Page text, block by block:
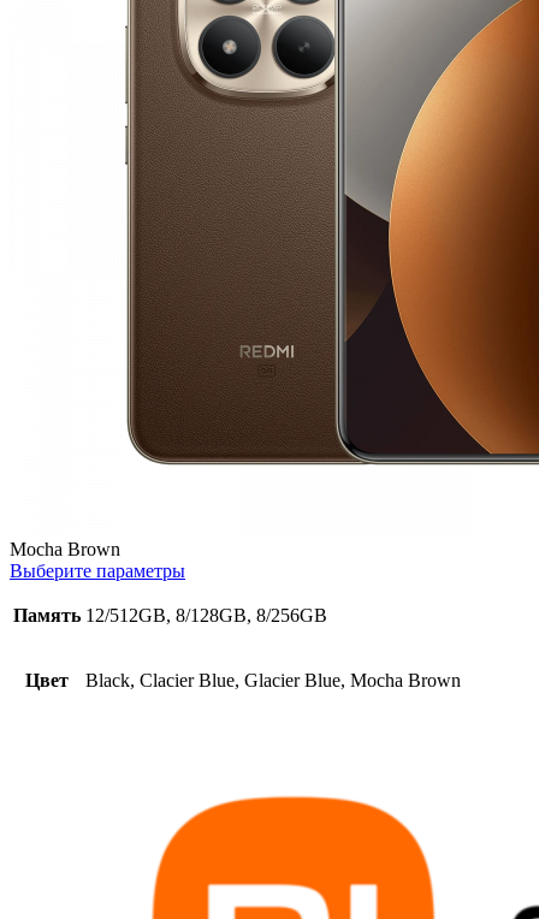
Mocha Brown
Выберите параметры
Память 12/512GB, 8/128GB, 8/256GB
Цвет Black, Clacier Blue, Glacier Blue, Mocha Brown